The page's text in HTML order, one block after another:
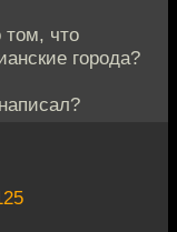
что
города?